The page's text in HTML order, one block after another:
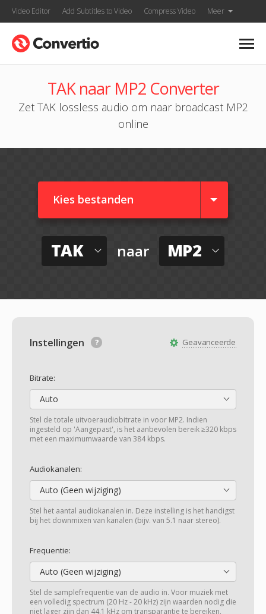
Video Editor Add Subtitles to Video Compress Video Meer
TAK naar MP2 Converter
Zet TAK lossless audio om naar broadcast MP2
online
Kies bestanden
TAK naar MP2
Geavanceerde
Instellingen
Bitrate:
Auto
Stel de totale uitvoeraudiobitrate in voor MP2. Indien
ingesteld op 'Aangepast', is het aanbevolen bereik ≥320 kbps
met een maximumwaarde van 384 kbps.
Audiokanalen:
Auto (Geen wijziging)
Stel het aantal audiokanalen in. Deze instelling is het handigst
bij het downmixen van kanalen (bijv. van 5.1 naar stereo).
Frequentie:
Auto (Geen wijziging)
Stel de samplefrequentie van de audio in. Voor muziek met
een volledig spectrum (20 Hz - 20 kHz) zijn waarden nodig die
niet lager zijn dan 44.1 kHz om transparantie te bereiken.